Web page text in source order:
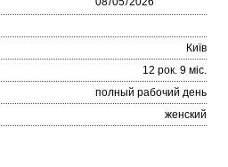
Київ
12 рок. 9 міc.
полный рабочий день
женский